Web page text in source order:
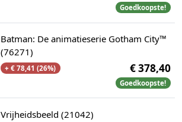
Goedkoopste!
Batman: De animatieserie Gotham City™
(76271)
+ € 78,41 (26%) € 378,40
Goedkoopste!
Vrijheidsbeeld (21042)